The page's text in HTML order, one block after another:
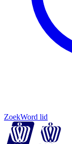
ZoekWord lid